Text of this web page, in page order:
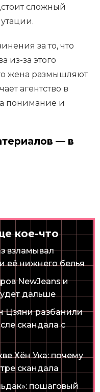
сложный
за то, что
из-за этого
жена размышляют
агентство в
понимание и
— в
кое-что
взламывал
её нижнего белья
NewJeans и
дальше
Цзяни разбанили
скандала с
Хён Ука: почему
скандала
пошаговый